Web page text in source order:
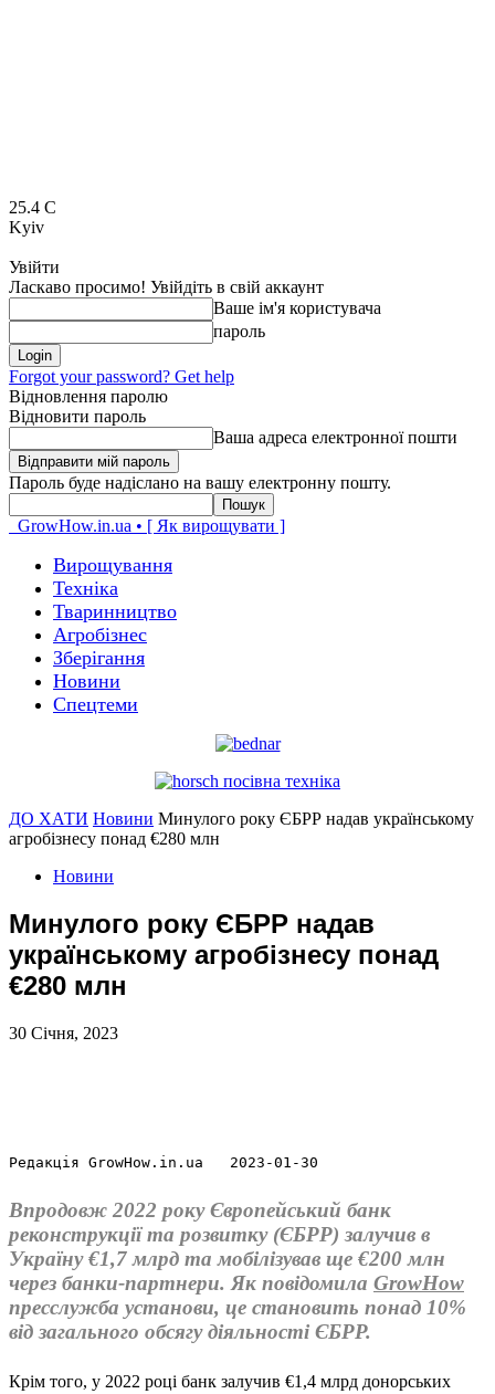
25.4 C
Kyiv
Увійти
Ласкаво просимо! Увійдіть в свій аккаунт
Ваше ім'я користувача
пароль
Forgot your password? Get help
Відновлення паролю
Відновити пароль
Ваша адреса електронної пошти
Пароль буде надіслано на вашу електронну пошту.
GrowHow.in.ua • [ Як вирощувати ]
Вирощування
Техніка
Тваринництво
Агробізнес
Зберігання
Новини
Спецтеми
ДО ХАТИ Новини Минулого року ЄБРР надав українському
агробізнесу понад €280 млн
Новини
Минулого року ЄБРР надав
українському агробізнесу понад
€280 млн
30 Січня, 2023
Редакція GrowHow.in.ua   2023-01-30
Впродовж 2022 року Європейський банк
реконструкції та розвитку (ЄБРР) залучив в
Україну €1,7 млрд та мобілізував ще €200 млн
через банки-партнери. Як повідомила GrowHow
пресслужба установи, це становить понад 10%
від загального обсягу діяльності ЄБРР.
Крім того, у 2022 році банк залучив €1,4 млрд донорських